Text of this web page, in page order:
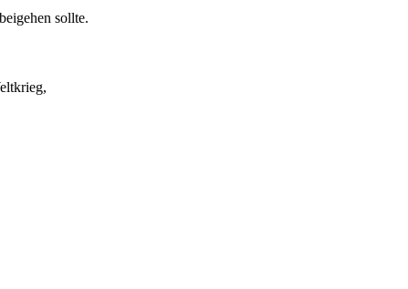
sollte.